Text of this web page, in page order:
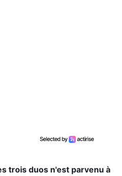
trois duos n'est parvenu à